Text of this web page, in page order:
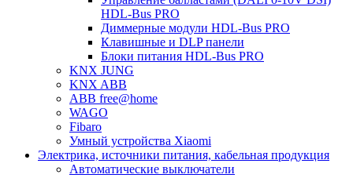
HDL-Bus PRO
Диммерные модули HDL-Bus PRO
Клавишные и DLP панели
Блоки питания HDL-Bus PRO
KNX JUNG
KNX ABB
ABB free@home
WAGO
Fibaro
Умный устройства Xiaomi
Электрика, источники питания, кабельная продукция
Автоматические выключатели